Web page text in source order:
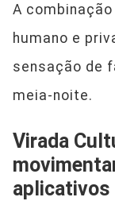
A
humano e
sensação de
meia-noite.
Virada
aplicativos